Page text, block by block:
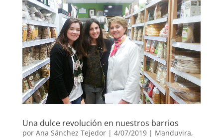
Una dulce revolución en nuestros barrios
por Ana Sánchez Tejedor| 4/07/2019 | Manduvira,